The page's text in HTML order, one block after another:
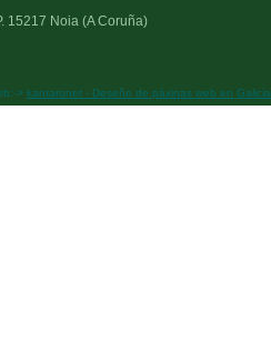
15217 Noia (A Coruña)
> kantaronet - Deseño de páxinas web en Galicia